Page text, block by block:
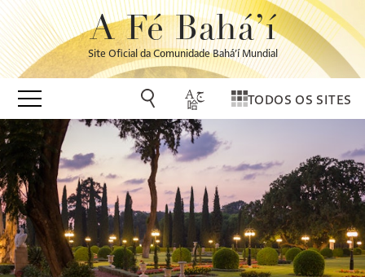
A Fé Bahá’í
Site Oficial da Comunidade Bahá’í Mundial
TODOS OS SITES